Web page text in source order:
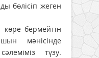
бөлісіп жеген
көре бермейтін
мәнісінде
түзу.